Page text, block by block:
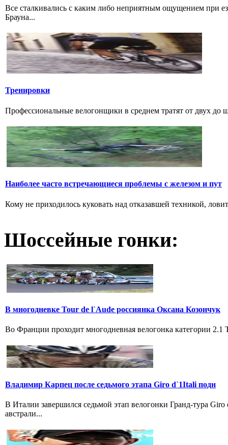
Все сталкивались с каким либо неприятным ощущением при
Брауна...
Тренировки
Профессиональные велогонщики в среднем тратят от двух до
Наиболее часто встречающиеся проблемы с железом и пут
Кому не приходилось куковать над отказавшей техникой,
Шоссейные гонки:
В многодневке Tour de l`Aude россиянка Оксана Козончук
Во Франции проходит многодневная велогонка категории
Владимир Карпец после седьмого этапа Giro d`1Itali подн
В Италии завершился седьмой этап велогонки Гранд-тура
австрали...